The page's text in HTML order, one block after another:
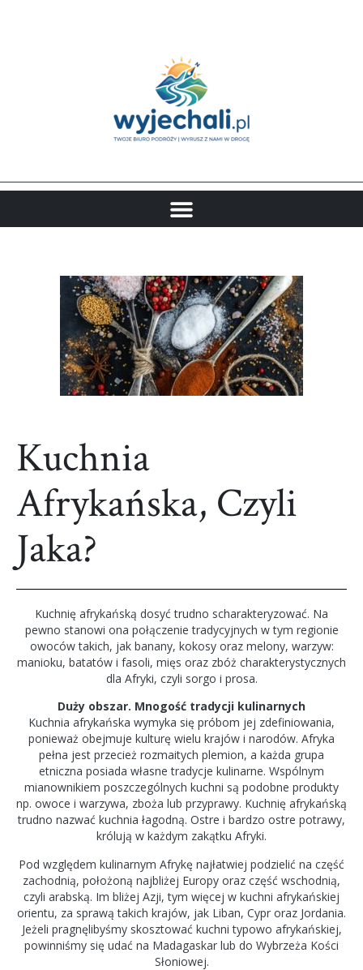
Kuchnia
Afrykańska, Czyli
Jaka?
Kuchnię afrykańską dosyć trudno scharakteryzować. Na
pewno stanowi ona połączenie tradycyjnych w tym regionie
owoców takich, jak banany, kokosy oraz melony, warzyw:
manioku, batatów i fasoli, mięs oraz zbóż charakterystycznych
dla Afryki, czyli sorgo i prosa.
Duży obszar. Mnogość tradycji kulinarnych
Kuchnia afrykańska wymyka się próbom jej zdefiniowania,
ponieważ obejmuje kulturę wielu krajów i narodów. Afryka
pełna jest przecież rozmaitych plemion, a każda grupa
etniczna posiada własne tradycje kulinarne. Wspólnym
mianownikiem poszczególnych kuchni są podobne produkty
np. owoce i warzywa, zboża lub przyprawy. Kuchnię afrykańską
trudno nazwać kuchnia łagodną. Ostre i bardzo ostre potrawy,
królują w każdym zakątku Afryki.
Pod względem kulinarnym Afrykę najłatwiej podzielić na część
zachodnią, położoną najbliżej Europy oraz część wschodnią,
czyli arabską. Im bliżej Azji, tym więcej w kuchni afrykańskiej
orientu, za sprawą takich krajów, jak Liban, Cypr oraz Jordania.
Jeżeli pragnęlibyśmy skosztować kuchni typowo afrykańskiej,
powinniśmy się udać na Madagaskar lub do Wybrzeża Kości
Słoniowej.